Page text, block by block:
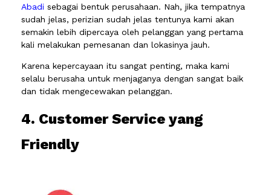
Abadi sebagai bentuk perusahaan. Nah, jika tempatnya
sudah jelas, perizian sudah jelas tentunya kami akan
semakin lebih dipercaya oleh pelanggan yang pertama
kali melakukan pemesanan dan lokasinya jauh.
Karena kepercayaan itu sangat penting, maka kami
selalu berusaha untuk menjaganya dengan sangat baik
dan tidak mengecewakan pelanggan.
4. Customer Service yang
Friendly